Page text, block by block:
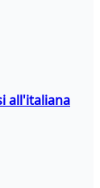
all'italiana